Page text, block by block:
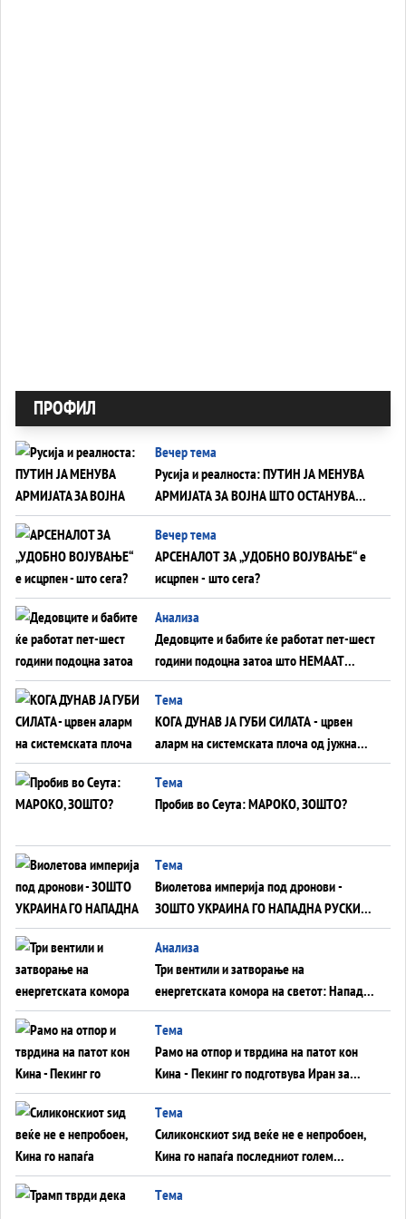
ПРОФИЛ
Вечер тема
Русија и реалноста: ПУТИН ЈА МЕНУВА
АРМИЈАТА ЗА ВОЈНА ШТО ОСТАНУВА
БЕЗ ФРОНТ
Вечер тема
АРСЕНАЛОТ ЗА „УДОБНО ВОЈУВАЊЕ“ е
исцрпен - што сега?
Анализа
Дедовците и бабите ќе работат пет-шест
години подоцна затоа што НЕМААТ
ВНУЦИ ДА ГИ ЗАМЕНАТ
Tема
КОГА ДУНАВ ЈА ГУБИ СИЛАТА - црвен
аларм на системската плоча од јужна
Германија до Црното Море...
Tема
Пробив во Сеута: МАРОКО, ЗОШТО?
Tема
Виолетова империја под дронови -
ЗОШТО УКРАИНА ГО НАПАДНА РУСКИОТ
WILDBERRIES
Aнализа
Три вентили и затворање на
енергетската комора на светот: Нападот
во Суец најавува глобален енергетски
инфаркт?
Tема
Рамо на отпор и тврдина на патот кон
Кина - Пекинг го подготвува Иран за
американска копнена инвазија
Tема
Силиконскиот ѕид веќе не е непробоен,
Кина го напаѓа последниот голем
монопол на Западот?
Tема